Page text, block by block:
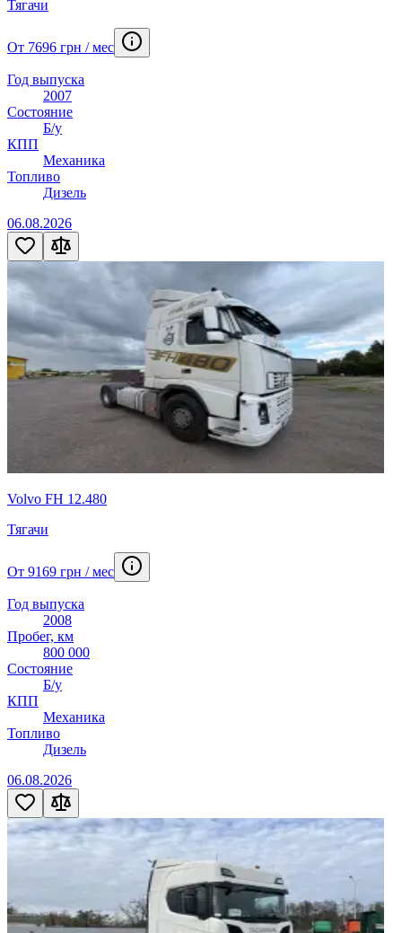
Тягачи
От 7696 грн / мес
Год выпуска
2007
Состояние
Б/у
КПП
Механика
Топливо
Дизель
06.08.2026
Volvo FH 12.480
Тягачи
От 9169 грн / мес
Год выпуска
2008
Пробег, км
800 000
Состояние
Б/у
КПП
Механика
Топливо
Дизель
06.08.2026